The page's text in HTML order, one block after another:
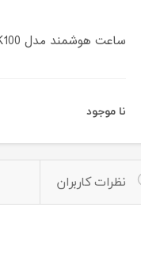
ساعت هوشمند مدل HK100
نا موجود
نظرات کاربران